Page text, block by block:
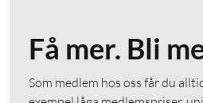
Få mer. Bli
Som medlem hos oss får du